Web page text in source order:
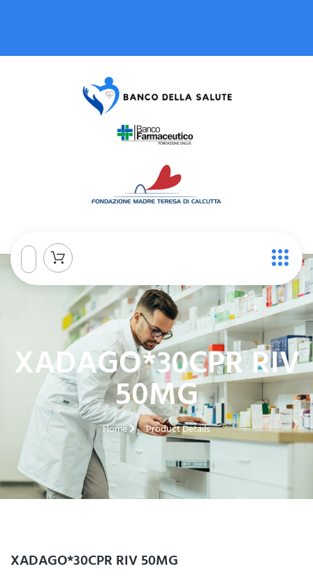
XADAGO*30CPR RIV
50MG
Home Product Details
XADAGO*30CPR RIV 50MG